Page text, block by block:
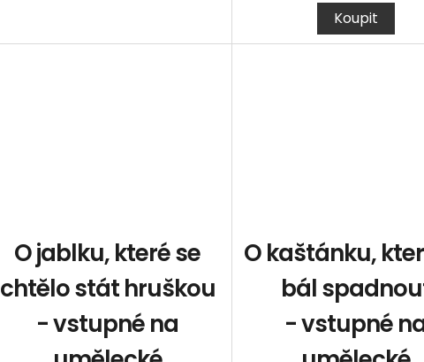
Koupit
O jablku, které se
chtělo stát hruškou
- vstupné na
O kaštánku,
bál
- vstupné